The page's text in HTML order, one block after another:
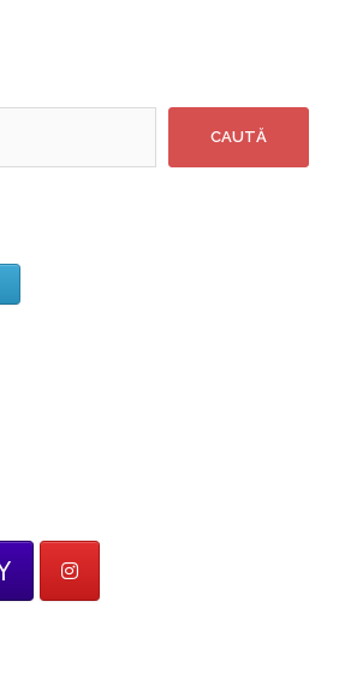
CAUTĂ